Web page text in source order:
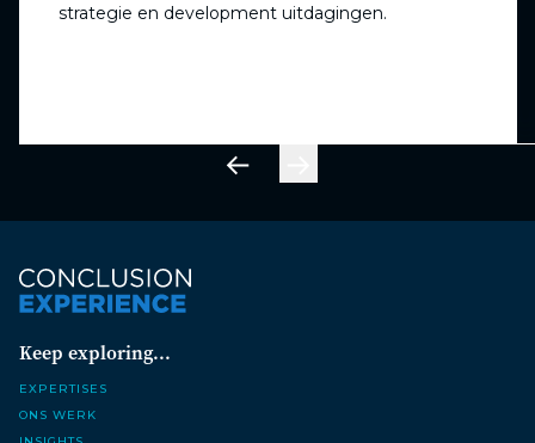
strategie en development uitdagingen.
Keep exploring...
Expertises
Ons werk